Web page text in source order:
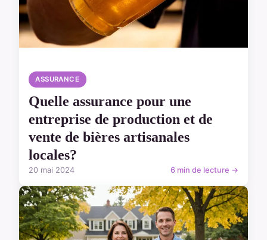
ASSURANCE
Quelle assurance pour une
entreprise de production et de
vente de bières artisanales
locales?
20 mai 2024 6 min de lecture →